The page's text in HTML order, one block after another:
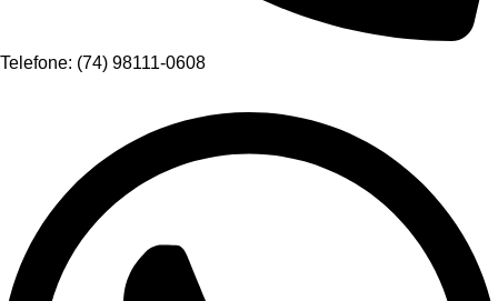
Telefone: (74) 98111-0608